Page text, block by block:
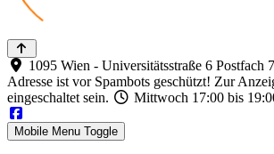
1095 Wien - Universitätsstraße 6 Postfach 7
Adresse ist vor Spambots geschützt! Zur
eingeschaltet sein.
Mittwoch 17:00 bis
Mobile Menu Toggle